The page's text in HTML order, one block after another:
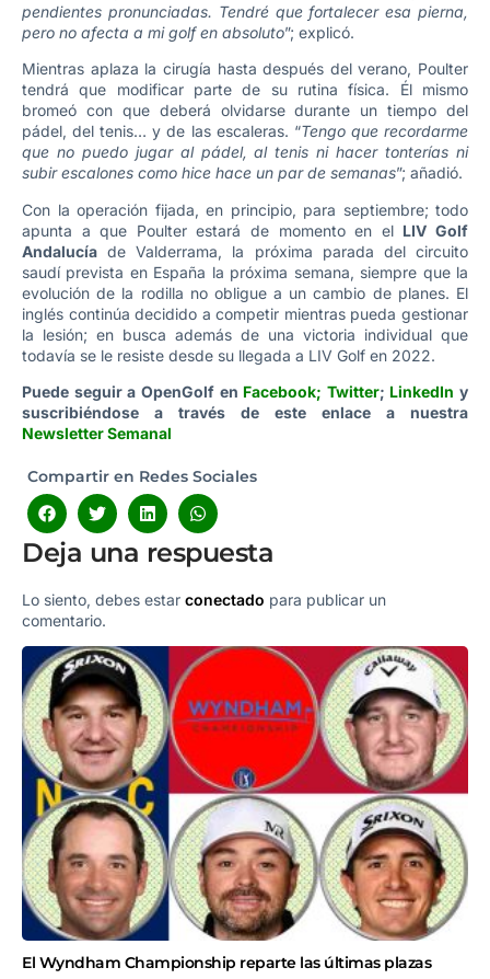
pendientes pronunciadas. Tendré que fortalecer esa pierna,
pero no afecta a mi golf en absoluto”; explicó.
Mientras aplaza la cirugía hasta después del verano, Poulter
tendrá que modificar parte de su rutina física. Él mismo
bromeó con que deberá olvidarse durante un tiempo del
pádel, del tenis… y de las escaleras. “Tengo que recordarme
que no puedo jugar al pádel, al tenis ni hacer tonterías ni
subir escalones como hice hace un par de semanas”; añadió.
Con la operación fijada, en principio, para septiembre; todo
apunta a que Poulter estará de momento en el LIV Golf
Andalucía de Valderrama, la próxima parada del circuito
saudí prevista en España la próxima semana, siempre que la
evolución de la rodilla no obligue a un cambio de planes. El
inglés continúa decidido a competir mientras pueda gestionar
la lesión; en busca además de una victoria individual que
todavía se le resiste desde su llegada a LIV Golf en 2022.
Puede seguir a OpenGolf en Facebook; Twitter; LinkedIn y
suscribiéndose a través de este enlace a nuestra
Newsletter Semanal
Compartir en Redes Sociales
Deja una respuesta
Lo siento, debes estar conectado para publicar un
comentario.
El Wyndham Championship reparte las últimas plazas